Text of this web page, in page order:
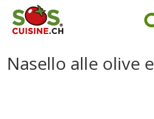
Nasello alle olive